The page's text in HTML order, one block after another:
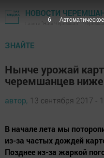
НОВОСТИ
Газета "Наш Черемшан" -
ЗНАЙТЕ
Нынче урожай
черемшанцев
автор, 13 сентября 2017 -
В начале лета мы
из-за частых дождей
Позднее из-за жаркой
5